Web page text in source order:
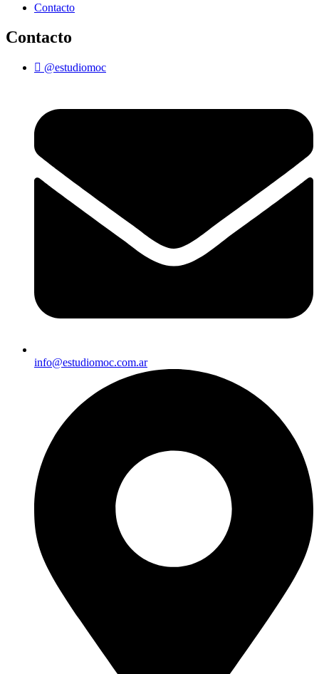
Contacto
Contacto
@estudiomoc
info@estudiomoc.com.ar